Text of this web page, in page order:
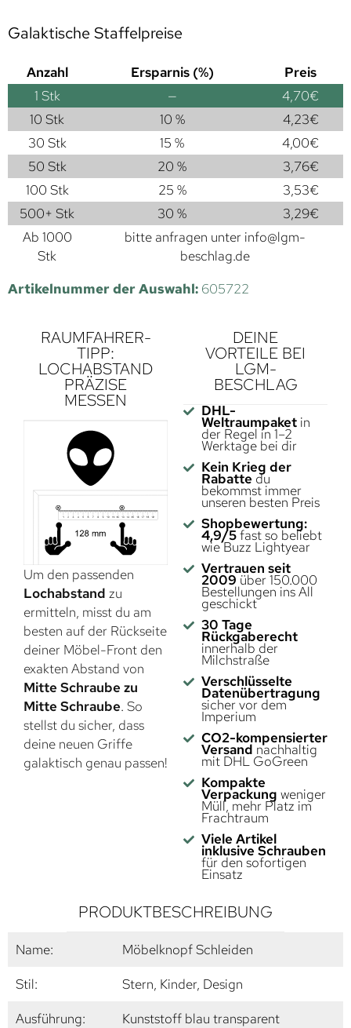
Galaktische Staffelpreise
Anzahl Ersparnis (%)
Preis
1 Stk — 4,70€
10 Stk
10 % 4,23€
30 Stk
15 % 4,00€
50 Stk
20 % 3,76€
100 Stk
25 % 3,53€
500+ Stk
30 % 3,29€
Ab 1000
Stk
bitte anfragen unter info@lgm-
beschlag.de
Artikelnummer der Auswahl: 605722
RAUMFAHRER-
TIPP:
LOCHABSTAND
PRÄZISE
MESSEN
Um den passenden
Lochabstand zu
ermitteln, misst du am
besten auf der Rückseite
deiner Möbel-Front den
exakten Abstand von
Mitte Schraube zu
Mitte Schraube. So
stellst du sicher, dass
deine neuen Griffe
galaktisch genau passen!
DEINE
VORTEILE BEI
LGM-
BESCHLAG
DHL-
Weltraumpaketin
der Regel in 1–2
Werktage bei dir
Kein Krieg der
Rabatte du
bekommst immer
unseren besten Preis
Shopbewertung:
4,9/5fast so beliebt
wie Buzz Lightyear
Vertrauen seit
2009 über 150.000
Bestellungen ins All
geschickt
30 Tage
Rückgaberecht
innerhalb der
Milchstraße
Verschlüsselte
Datenübertragung
sicher vor dem
Imperium
CO2-kompensierter
Versand nachhaltig
mit DHL GoGreen
Kompakte
Verpackung weniger
Müll, mehr Platz im
Frachtraum
Viele Artikel
inklusive Schrauben
für den sofortigen
Einsatz
PRODUKTBESCHREIBUNG
Name:
Möbelknopf Schleiden
Stil:
Stern, Kinder, Design
Ausführung:
Kunststoff blau transparent